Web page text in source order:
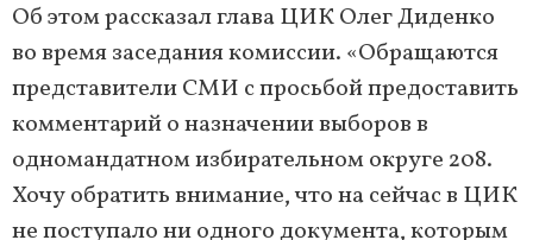
Об этом рассказал глава ЦИК Олег Диденко
во время заседания комиссии. «Обращаются
представители СМИ с просьбой предоставить
комментарий о назначении выборов в
одномандатном избирательном округе 208.
Хочу обратить внимание, что на сейчас в ЦИК
не поступало ни одного документа, которым